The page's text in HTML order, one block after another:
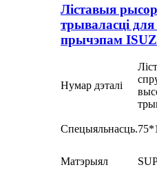
Ліставыя
трываласці для
прычэпам
Нумар дэталі
Спецыяльнасць.
Матэрыял